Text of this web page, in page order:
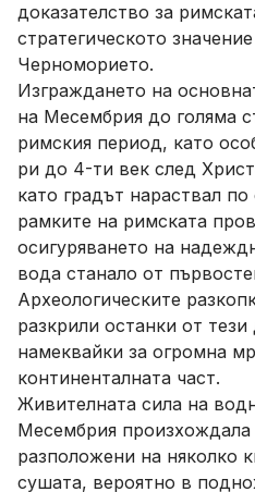
доказателство за
стратегическото
Черноморието.
Изграждането на
на Месембрия до голяма
римския период, като
ри до 4-ти век след
като градът нараствал
рамките на римската
осигуряването на
вода станало от
Археологическите
разкрили останки от
намеквайки за огромна
континенталната част.
Живителната сила на
Месембрия произхождала
разположени на няколко
сушата, вероятно в